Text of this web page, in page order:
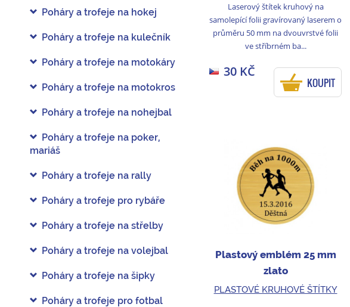
Poháry a trofeje na hokej
Poháry a trofeje na kulečník
Poháry a trofeje na motokáry
Poháry a trofeje na motokros
Poháry a trofeje na nohejbal
Poháry a trofeje na poker,
mariáš
Poháry a trofeje na rally
Poháry a trofeje pro rybáře
Poháry a trofeje na střelby
Poháry a trofeje na volejbal
Poháry a trofeje na šipky
Poháry a trofeje pro fotbal
Laserový štítek kruhový na
samolepící folii gravírovaný laserem o
průměru 50 mm na dvouvrstvé folii
ve stříbrném ba...
30 KČ
KOUPIT
Plastový emblém 25 mm
zlato
PLASTOVÉ KRUHOVÉ ŠTÍTKY